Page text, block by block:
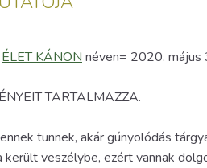
ÉLET KÁNON néven= 2020. május
TARTALMAZZA.
tünnek, akár gúnyolódás
veszélybe, ezért vannak